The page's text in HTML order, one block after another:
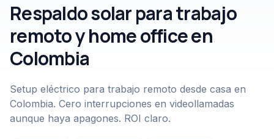
Respaldo solar para trabajo
remoto y home office en
Colombia
Setup eléctrico para trabajo remoto desde casa en
Colombia. Cero interrupciones en videollamadas
aunque haya apagones. ROI claro.
Agrega
con el
botón
al
y
juntos.
productos